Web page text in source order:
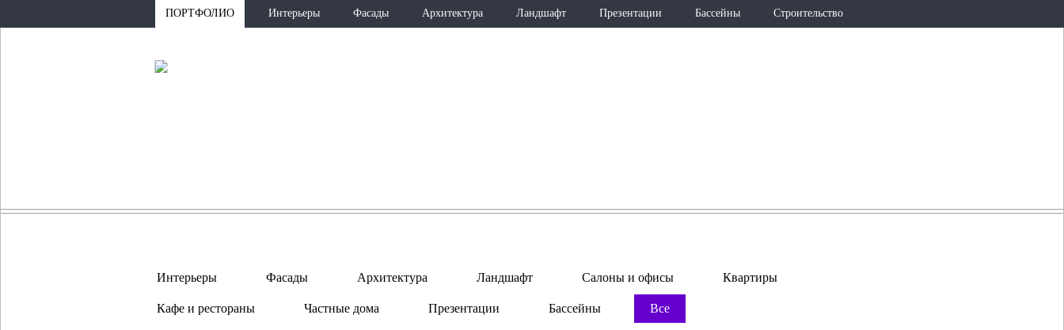
ПОРТФОЛИО Интерьеры Фасады Архитектура Ландшафт Презентации Бассейны Строительство
Интерьеры Фасады Архитектура Ландшафт Салоны и офисы Квартиры
Кафе и рестораны Частные дома Презентации Бассейны Все